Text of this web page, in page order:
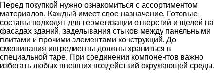
Перед покупкой нужно ознакомиться с ассортиментом
материалов. Каждый имеет свое назначение. Готовые
составы подходят для герметизации отверстий и щелей на
фасадах зданий, заделывания стыков между панельными
плитами и прочими элементами конструкций. До
смешивания ингредиенты должны храниться в
специальной таре. При соединении компонентов важно
избегать любых внешних воздействий окружающей среды.